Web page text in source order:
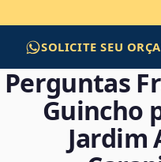
SOLICITE SEU
Perguntas
Guincho
Jardim